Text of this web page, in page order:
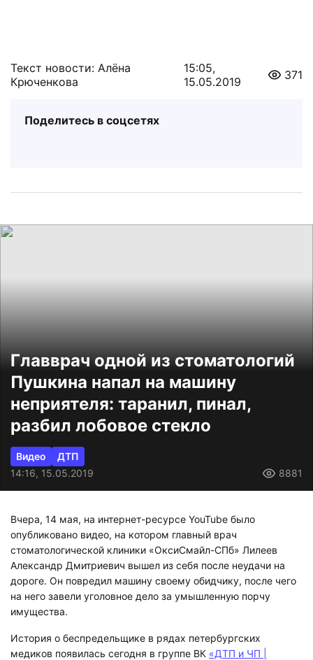
Текст новости: Алёна
Крюченкова
15:05,
15.05.2019
371
Поделитесь в соцсетях
Главврач одной из стоматологий
Пушкина напал на машину
неприятеля: таранил, пинал,
разбил лобовое стекло
Видео
ДТП
14:16, 15.05.2019
8881
Вчера, 14 мая, на интернет-ресурсе YouTube было
опубликовано видео, на котором главный врач
стоматологической клиники «ОксиСмайл-СПб» Лилеев
Александр Дмитриевич вышел из себя после неудачи на
дороге. Он повредил машину своему обидчику, после чего
на него завели уголовное дело за умышленную порчу
имущества.
История о беспредельщике в рядах петербургских
медиков появилась сегодня в группе ВК «ДТП и ЧП |